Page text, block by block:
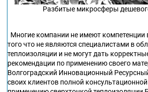
Разбитые микросферы
Многие компании не имеют компетенции
того что не являются специалистами в
теплоизоляции и не могут дать
рекомендации по применению своего
Волгоградский Инновационный
своих клиентов полной